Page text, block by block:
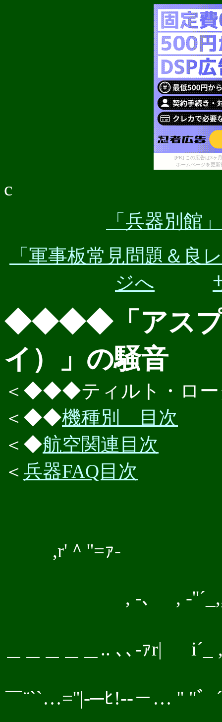
[PR] この広告は3ヶ
ホームページを更
c
「兵器別館
「軍事板常見問題＆良
ジへ
◆◆◆◆「アスプ
イ）」の騒音
＜◆◆◆ティルト・ロー
＜◆◆機種別 目次
＜◆航空関連目次
＜ 兵器FAQ目次
,r'＾''=ｧ-
, -､ , -''´_,,r
＿＿＿＿＿.. ､､-ｧr| i´_
￣¨``…=''|-─ﾋ!--－… '' "゛´